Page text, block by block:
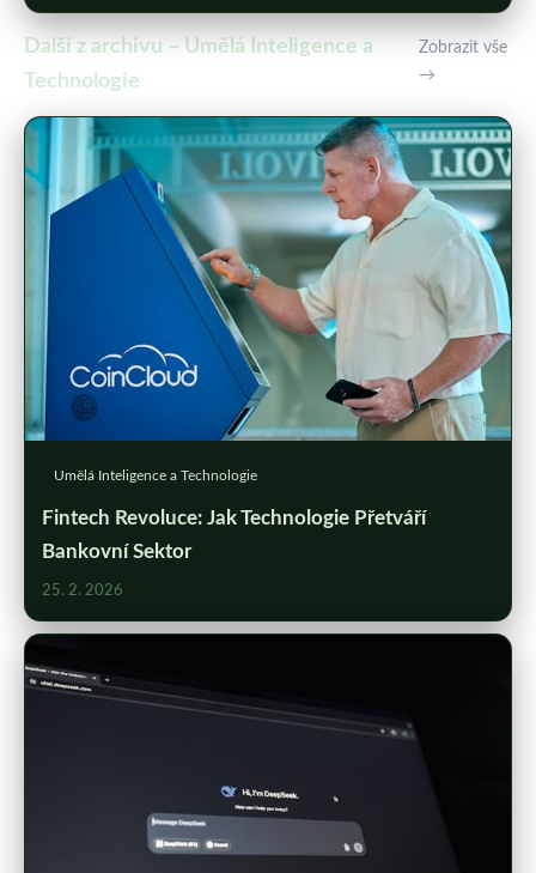
Další z archivu – Umělá Inteligence a
Technologie
Zobrazit vše
→
Umělá Inteligence a Technologie
Fintech Revoluce: Jak Technologie Přetváří
Bankovní Sektor
25. 2. 2026